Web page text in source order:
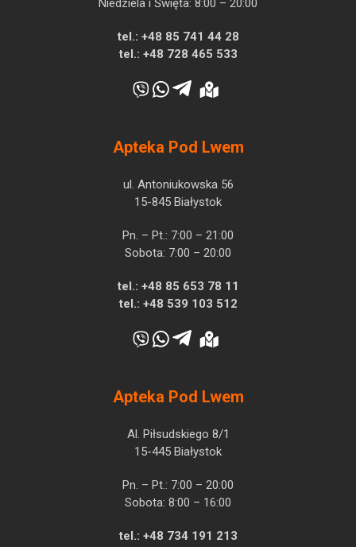
Niedziela i Święta: 8:00 – 20:00
tel.: +48 85 741 44 28
tel.: +48 728 465 533
Apteka Pod Lwem
ul. Antoniukowska 56
15-845 Białystok
Pn. – Pt.: 7:00 – 21:00
Sobota: 7:00 – 20:00
tel.: +48 85 653 78 11
tel.: +48 539 103 512
Apteka Pod Lwem
Al. Piłsudskiego 8/1
15-445 Białystok
Pn. – Pt.: 7:00 – 20:00
Sobota: 8:00 – 16:00
tel.: +48 734 191 213